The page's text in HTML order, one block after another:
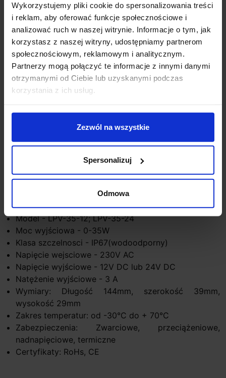
Wykorzystujemy pliki cookie do spersonalizowania treści
i reklam, aby oferować funkcje społecznościowe i
analizować ruch w naszej witrynie. Informacje o tym, jak
korzystasz z naszej witryny, udostępniamy partnerom
społecznościowym, reklamowym i analitycznym.
Partnerzy mogą połączyć te informacje z innymi danymi
otrzymanymi od Ciebie lub uzyskanymi podczas
korzystania z ich usług.
Zezwól na wszystkie
Spersonalizuj
Odmowa
Zapytaj o produkt
Opis
ZASILACZ LED Mean Well 35W 3A LPV-35 12V/24V
DC WODOODPORNY IP67
Zasilacz MW 35W model LPV-35-12 3A 12V lub 24V
DC znajdzie zastosowanie do taśm LED i żarówek: G4,
innych
Model - LPV-35-12; LPV-35-24
Moc wyjściowa - 0-35W
Klasa szczelnosci - IP67(wodoodporny)
Napięcie wejsciowe - 230V AC
Napięcie wyjściowe - 12V DC lub 24V DC
Natężenie wyjściowe - 3 A
Wymiary: Długość 144mm, szerokość 39mm,
wysokość 29mm
Zakres temperatur: od -30°C do + 70°C
Zabezpieczenia: Zwarciowe, przeciążeniowe,
nadnapięciowe, termiczne
Certyfikaty: RoHs, CE